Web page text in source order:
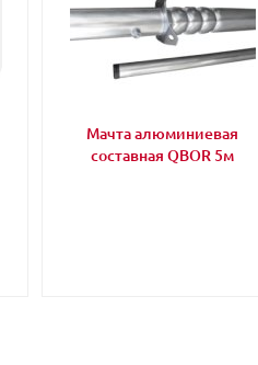
Мачта алюминиевая
составная QBOR 5м